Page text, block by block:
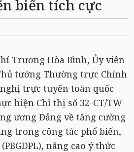
biến tích cực
Trương Hòa Bình, Ủy viên
tướng Thường trực Chính
trực tuyến toàn quốc
hiện Chỉ thị số 32-CT/TW
ương Đảng về tăng cường
trong công tác phổ biến,
nâng cao ý thức